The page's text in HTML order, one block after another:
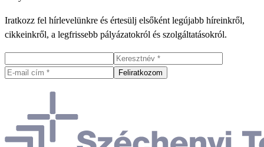
Iratkozz fel hírlevelünkre és értesülj elsőként legújabb híreinkről,
cikkeinkről, a legfrissebb pályázatokról és szolgáltatásokról.
Feliratkozom